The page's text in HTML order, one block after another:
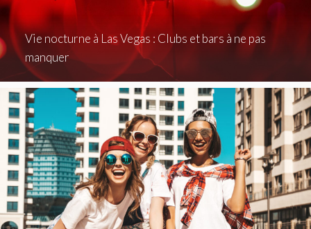
Vie nocturne à Las Vegas : Clubs et bars à ne pas
manquer